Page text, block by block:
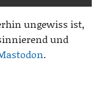
ungewiss ist,
und
.